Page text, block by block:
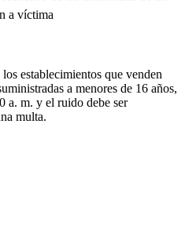
a víctima
establecimientos que venden
a menores de 16 años,
a. m. y el ruido debe ser
multa.